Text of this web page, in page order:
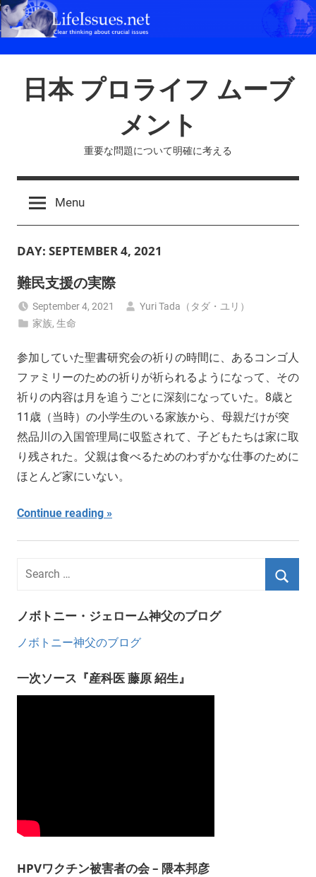
Skip
to
日本 プロライフ ムーブ
メント
重要な問題について明確に考える
Menu
DAY: SEPTEMBER 4, 2021
難民支援の実際
September 4, 2021
Yuri Tada（タダ・ユリ）
家族,生命
参加していた聖書研究会の祈りの時間に、あるコンゴ人
ファミリーのための祈りが祈られるようになって、その
祈りの内容は月を追うごとに深刻になっていた。8歳と
11歳（当時）の小学生のいる家族から、母親だけが突
然品川の入国管理局に収監されて、子どもたちは家に取
り残された。父親は食べるためのわずかな仕事のために
ほとんど家にいない。
Continue reading
ノボトニー・ジェローム神父のブログ
ノボトニー神父のブログ
一次ソース『産科医 藤原 紹生』
HPVワクチン被害者の会 – 隈本邦彦